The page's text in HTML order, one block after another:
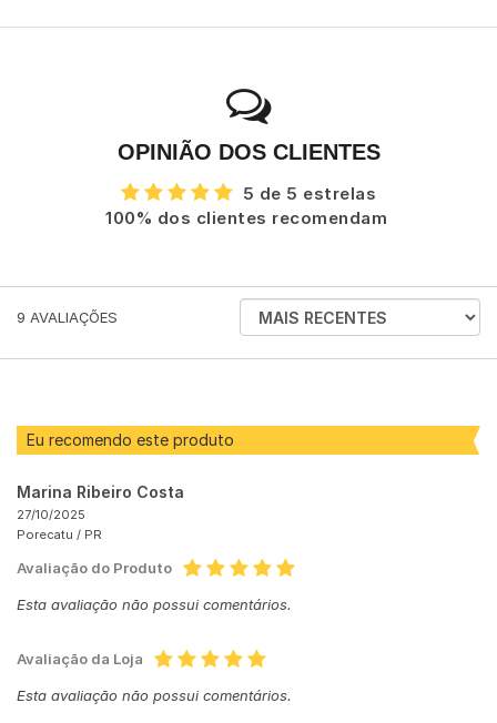
OPINIÃO DOS CLIENTES
5 de 5 estrelas
100% dos clientes recomendam
9 AVALIAÇÕES
ORDENAR
AVALIAÇÕES
Eu recomendo este produto
Marina Ribeiro Costa
27/10/2025
Porecatu / PR
Avaliação do Produto
Esta avaliação não possui comentários.
Avaliação da Loja
Esta avaliação não possui comentários.